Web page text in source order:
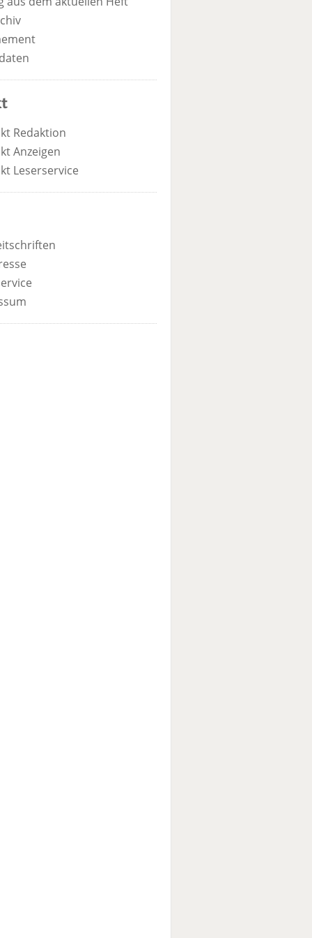
Redaktion
Anzeigen
Leserservice